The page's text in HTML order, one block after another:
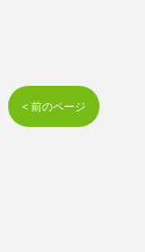
< 前のページ